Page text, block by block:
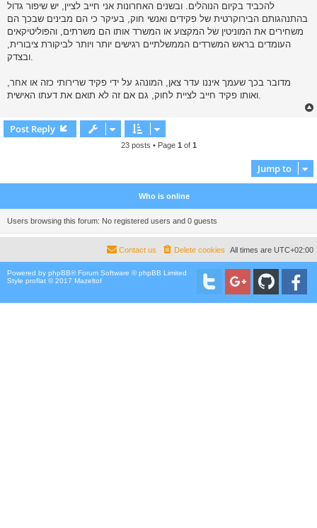
להכביד בקיום הנוהלים. ובשנים האחרונות אני חייב לציין, יש שיפור גדול
בהתנהגותם הבירוקרטית של פקידים ואנשי חוק, בעיקר כי הם מבינים שבכך הם
משחירים את המוניטין של המקצוע או המשרד אותו הם משרתים, והפוליטיקאים
העומדים בראש המשרדים הממשלתיים רגישים יותר ויותר לביקורת ציבורית,
ובצדק.
מדובר בכך שעמך איננו עדר צאן, המונהג על ידי פקיד שרירותי כזה או אחר,
ואותו פקיד חייב לציית לחוק, גם אם זה לא תואם את דעתו האישית.
Post Reply
23 posts • Page 1 of 1
Jump to
Who is online
Users browsing this forum: No registered users and 0 guests
All times are UTC+02:00
Delete cookies
Contact us
Powered by phpBB® Forum Software © phpBB Limited
Style proflat © 2017 Mazeltof